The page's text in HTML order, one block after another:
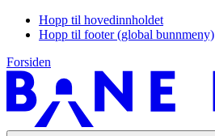
Hopp til hovedinnholdet
Hopp til footer (global bunnmeny)
Forsiden